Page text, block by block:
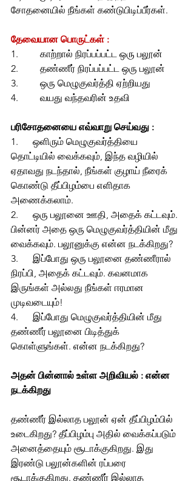
சோதனையில் நீங்கள் கண்டுபிடிப்பீர்கள்.
தேவையான பொருட்கள் :
1.         காற்றால் நிரப்பப்பட்ட ஒரு பலூன்
2.         தண்ணீர் நிரப்பப்பட்ட ஒரு பலூன்
3.         ஒரு மெழுகுவர்த்தி ஏற்றியது
4.         வயது வந்தவரின் உதவி
பரிசோதனையை எவ்வாறு செய்வது :
1.      ஒளிரும் மெழுகுவர்த்தியை
தொட்டியில் வைக்கவும், இந்த வழியில்
ஏதாவது நடந்தால், நீங்கள் குழாய் நீரைக்
கொண்டு தீப்பிழம்பை எளிதாக
அணைக்கலாம்.
2.      ஒரு பலூனை ஊதி, அதைக் கட்டவும்.
பின்னர் அதை ஒரு மெழுகுவர்த்தியின் மீது
வைக்கவும். பலூனுக்கு என்ன நடக்கிறது?
3.      இப்போது ஒரு பலூனை தண்ணீரால்
நிரப்பி, அதைக் கட்டவும். கவனமாக
இருங்கள் அல்லது நீங்கள் ஈரமான
முடிவடையும்!
4.      இப்போது மெழுகுவர்த்தியின் மீது
தண்ணீர் பலூனை பிடித்துக்
கொள்ளுங்கள். என்ன நடக்கிறது?
அதன் பின்னால் உள்ள அறிவியல் : என்ன
நடக்கிறது
தண்ணீர் இல்லாத பலூன் ஏன் தீப்பிழம்பில்
உடைகிறது? தீப்பிழம்பு அதில் வைக்கப்படும்
அனைத்தையும் சூடாக்குகிறது. இது
இரண்டு பலூன்களின் ரப்பரை
சூடாக்குகிறது. தண்ணீர் இல்லாத